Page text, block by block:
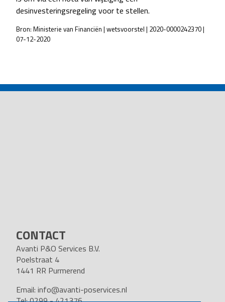
desinvesteringsregeling voor te stellen.
Bron: Ministerie van Financiën | wetsvoorstel | 2020-0000242370 |
07-12-2020
NAVIGATION
CONTACT
Avanti P&O Services B.V.
Poelstraat 4
1441 RR Purmerend
Email: info@avanti-poservices.nl